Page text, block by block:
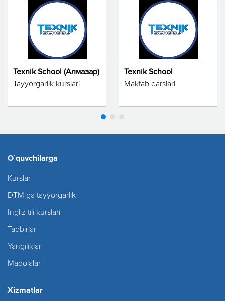
Texnik School (Алмазар)
Tayyorgarlik kurslari
Texnik School
Maktab darslari
O`quvchilarga
Kurslar
DTM ga tayyorgarlik
Ingliz tili kurslari
Tadbirlar
Yangiliklar
Maqolalar
Xizmatlar